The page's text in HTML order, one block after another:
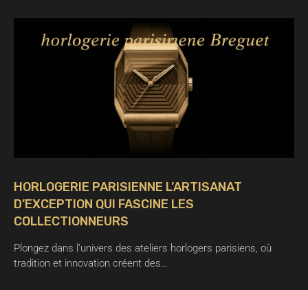
HORLOGERIE PARISIENNE L’ARTISANAT
D’EXCEPTION QUI FASCINE LES
COLLECTIONNEURS
Plongez dans l’univers des ateliers horlogers parisiens, où
tradition et innovation créent des…